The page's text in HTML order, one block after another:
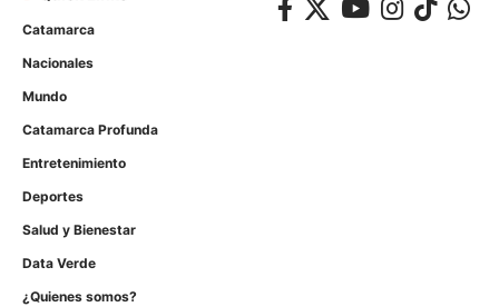
Catamarca
Nacionales
Mundo
Catamarca Profunda
Entretenimiento
Deportes
Salud y Bienestar
Data Verde
¿Quienes somos?